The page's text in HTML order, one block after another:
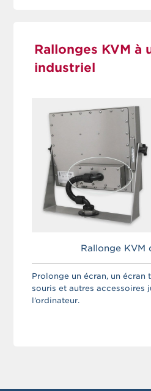
Rallonges KVM à
industriel
Rallonge KVM
Prolonge un écran, un écran
souris et autres accessoires
l’ordinateur.